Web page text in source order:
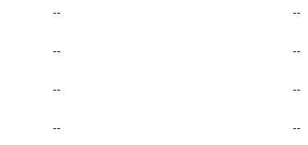
-- --
-- --
-- --
-- --